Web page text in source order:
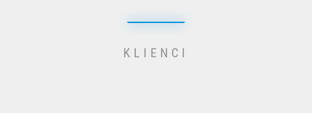
KLIENCI